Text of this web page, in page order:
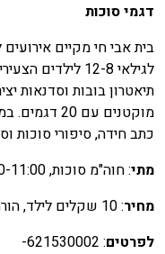
סוכות
אבי חי מקיים
בובות וסדנאות
מוקטנים עם 20
חידה, סיפורי סוכות
: חוה"מ סוכות, 15:00-11:00
: 10 שקלים לילד, הורה חינם
: 621530002-